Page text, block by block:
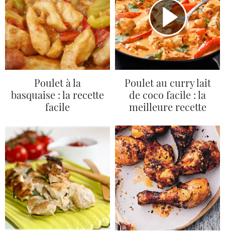
Poulet à la
basquaise : la recette
facile
Poulet au curry lait
de coco facile : la
meilleure recette